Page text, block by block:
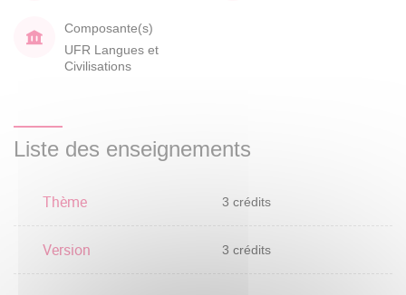
Composante(s)
UFR Langues et
Civilisations
Liste des enseignements
Thème 3 crédits
Version 3 crédits